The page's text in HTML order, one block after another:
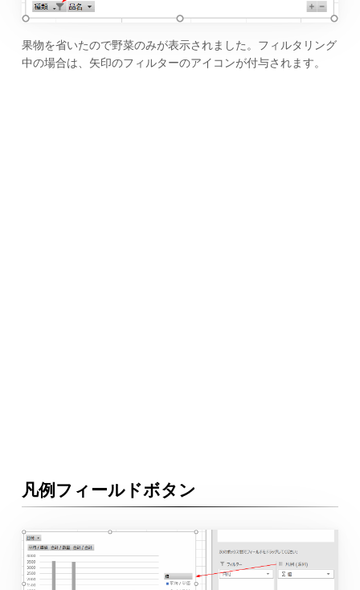
果物を省いたので野菜のみが表示されました。フィルタリング
中の場合は、矢印のフィルターのアイコンが付与されます。
凡例フィールドボタン